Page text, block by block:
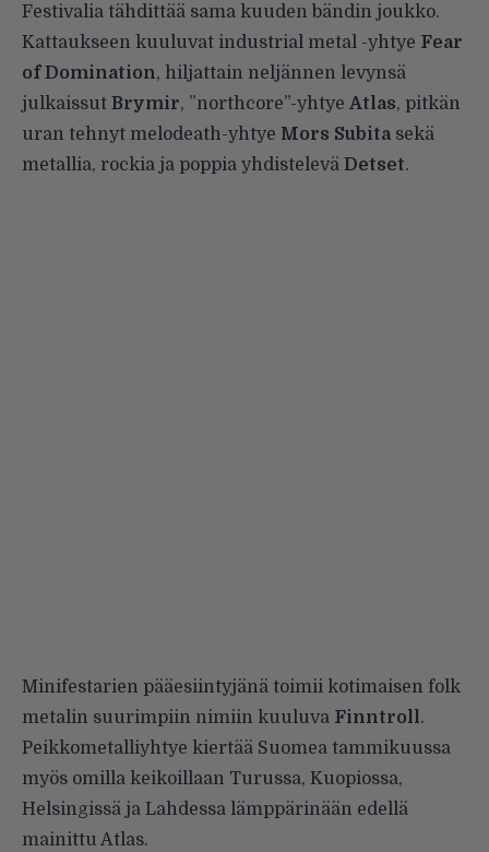
Festivalia tähdittää sama kuuden bändin joukko.
Kattaukseen kuuluvat industrial metal -yhtye Fear
of Domination, hiljattain neljännen levynsä
julkaissut Brymir, ”northcore”-yhtye Atlas, pitkän
uran tehnyt melodeath-yhtye Mors Subitasekä
metallia, rockia ja poppia yhdistelevä Detset.
Minifestarien pääesiintyjänä toimii kotimaisen folk
metalin suurimpiin nimiin kuuluva Finntroll.
Peikkometalliyhtye kiertää Suomea tammikuussa
myös omilla keikoillaan Turussa, Kuopiossa,
Helsingissä ja Lahdessa lämppärinään edellä
mainittu Atlas.